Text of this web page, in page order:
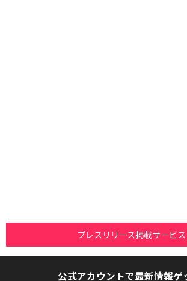
プレスリリース掲載サービス
公式アカウントで最新情報ゲ